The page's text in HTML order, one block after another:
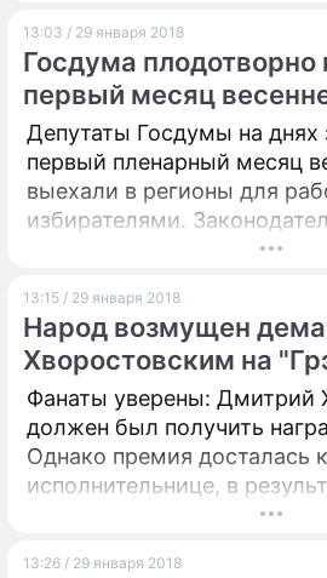
13:03 / 29 января 2018
Госдума плодотворно
первый месяц
Депутаты Госдумы на днях
первый пленарный месяц
выехали в регионы для
избирателями.
очень плодотворно: были
долевого строительства,
работа по упрощению
государственным и
услугам, рассмотрены
законодательство.
13:15 / 29 января 2018
Народ возмущен
Хворостовским на
Фанаты уверены: Дмитрий
должен был получить
Однако премия досталась
исполнительнице, в
разразился жуткий скандал.
13:26 / 29 января 2018